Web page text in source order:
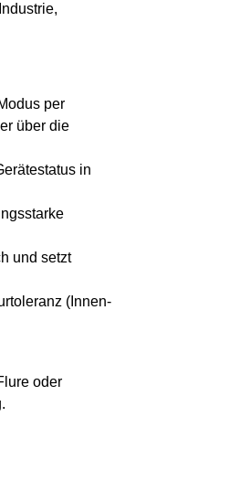
per
über die
in
und setzt
(Innen-
oder